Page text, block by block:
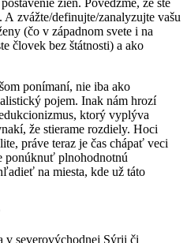
zvážte/definujte/zanalyzujte vašu
(čo v západnom svete i na
človek bez štátnosti) a ako
ponímaní, nie iba ako
pojem. Inak nám hrozí
ktorý vyplýva
že stierame rozdiely. Hoci
práve teraz je čas chápať veci
ponúknuť plnohodnotnú
na miesta, kde už táto
v severovýchodnej Sýrii či